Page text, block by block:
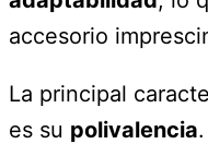
accesorio
La principal
es su polivalencia